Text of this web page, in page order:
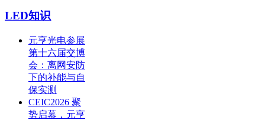
LED知识
元亨光电参展
第十六届交博
会：离网安防
下的补能与自
保实测
CEIC2026 聚
势启幕，元亨